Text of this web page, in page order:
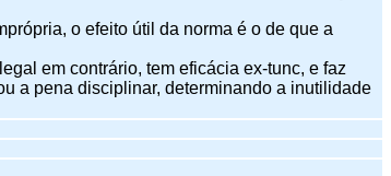
o efeito útil da norma é o de que a
em contrário, tem eficácia ex-tunc, e faz
a pena disciplinar, determinando a inutilidade